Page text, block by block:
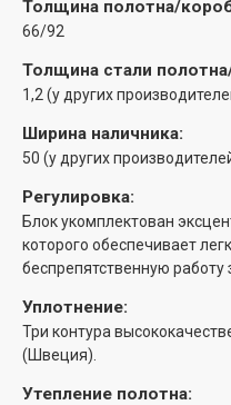
Толщина полотна/
66/92
Толщина стали
1,2 (у других
Ширина наличника:
50 (у других
Регулировка:
Блок укомплектован
которого обеспечивает
беспрепятственную
Уплотнение:
Три контура
(Швеция).
Утепление полотна: